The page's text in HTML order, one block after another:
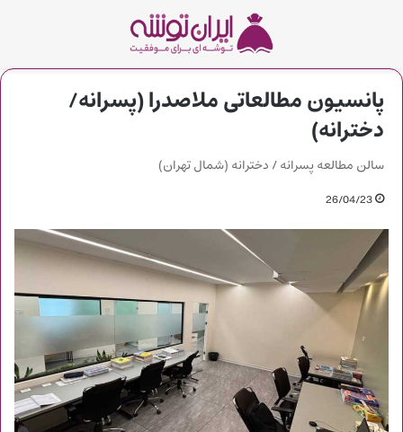
پانسیون مطالعاتی ملاصدرا (پسرانه/
دخترانه)
سالن مطالعه پسرانه / دخترانه (شمال تهران)
26/04/23